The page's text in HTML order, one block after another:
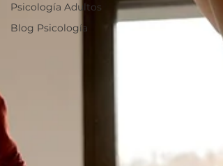
Psicología Adultos
Blog Psicología